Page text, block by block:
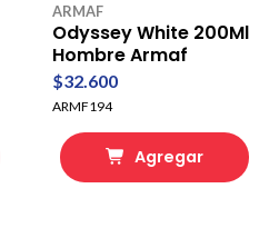
ARMAF
Odyssey White 200Ml
Hombre Armaf
$32.600
ARMF194
Agregar